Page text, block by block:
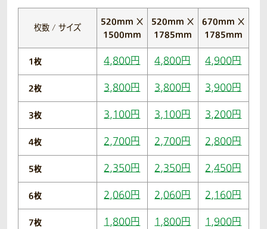
枚数 / サイズ
520mm ×
1500mm
520mm ×
1785mm
670mm ×
1785mm
1枚 4,800円 4,800円 4,900円
2枚 3,800円 3,800円 3,900円
3枚 3,100円 3,100円 3,200円
4枚 2,700円 2,700円 2,800円
5枚 2,350円 2,350円 2,450円
6枚 2,060円 2,060円 2,160円
7枚 1,800円 1,800円 1,900円